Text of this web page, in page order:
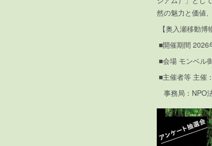
然の魅力と価値
【奥入瀬移動博
■開催期間 2026
■会場 モンベル
■主催者等 主催
事務局：NPO